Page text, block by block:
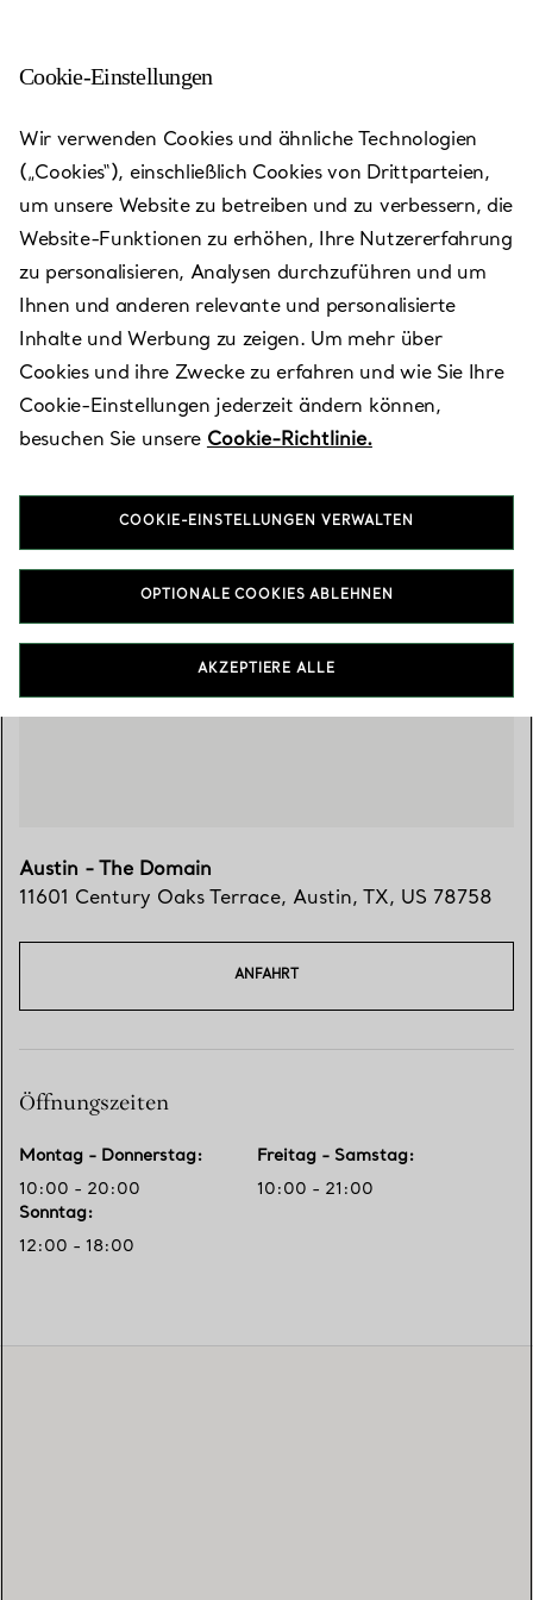
Austin - The Domain
Heute bis 20:00 geöffnet
VEREINBAREN SIE EINEN TERMIN
Verfügbare Leistungen
(512) 835-7300
Besuchen Sie uns
Austin - The Domain
11601 Century Oaks Terrace, Austin, TX, US 78758
ANFAHRT
Öffnungszeiten
Montag - Donnerstag:
10:00 - 20:00
Freitag - Samstag:
10:00 - 21:00
Sonntag:
12:00 - 18:00
Cookie-Einstellungen
Wir verwenden Cookies und ähnliche Technologien
(„Cookies“), einschließlich Cookies von Drittparteien,
um unsere Website zu betreiben und zu verbessern, die
Website-Funktionen zu erhöhen, Ihre Nutzererfahrung
zu personalisieren, Analysen durchzuführen und um
Ihnen und anderen relevante und personalisierte
Inhalte und Werbung zu zeigen. Um mehr über
Cookies und ihre Zwecke zu erfahren und wie Sie Ihre
Cookie-Einstellungen jederzeit ändern können,
besuchen Sie unsere Cookie-Richtlinie.
COOKIE-EINSTELLUNGEN VERWALTEN
OPTIONALE COOKIES ABLEHNEN
AKZEPTIERE ALLE